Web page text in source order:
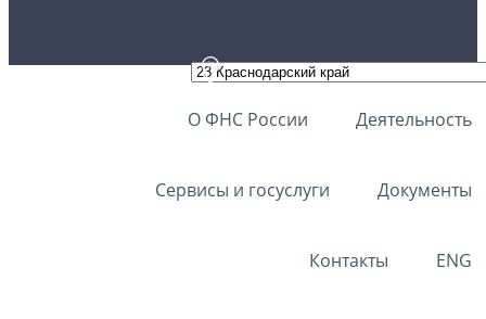
О ФНС России Деятельность
Сервисы и госуслуги Документы
Контакты ENG